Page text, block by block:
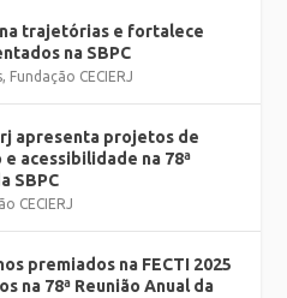
trajetórias e fortalece
na SBPC
, Fundação CECIERJ
apresenta projetos de
e acessibilidade na 78ª
SBPC
CECIERJ
premiados na FECTI 2025
na 78ª Reunião Anual da